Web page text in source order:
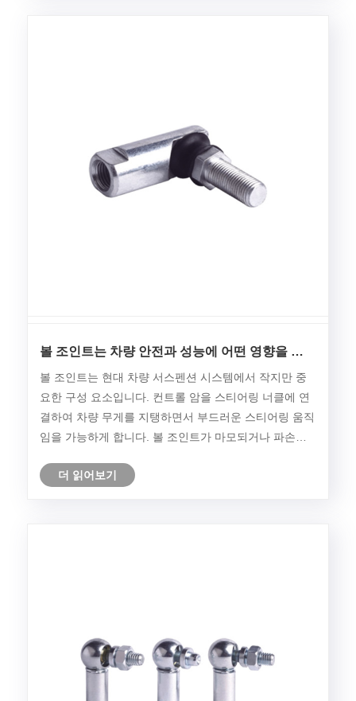
볼 조인트는 차량 안전과 성능에 어떤 영향을 미
볼 조인트는 현대 차량 서스펜션 시스템에서 작지만 중
요한 구성 요소입니다. 컨트롤 암을 스티어링 너클에 연
결하여 차량 무게를 지탱하면서 부드러운 스티어링 움직
임을 가능하게 합니다. 볼 조인트가 마모되거나 파손되
니다. 이 기사에서는 볼 조인트의 작동 방식, 일반적인
더 읽어보기